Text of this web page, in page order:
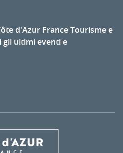
d'Azur France Tourisme e
ultimi eventi e